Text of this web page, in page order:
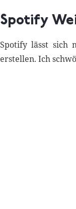
Spotify
Spotify lässt sich
erstellen. Ich